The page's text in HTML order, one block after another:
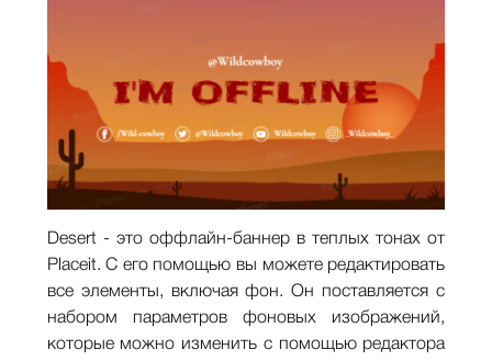
Desert - это оффлайн-баннер в теплых тонах от
Placeit. С его помощью вы можете редактировать
все элементы, включая фон. Он поставляется с
набором параметров фоновых изображений,
которые можно изменить с помощью редактора